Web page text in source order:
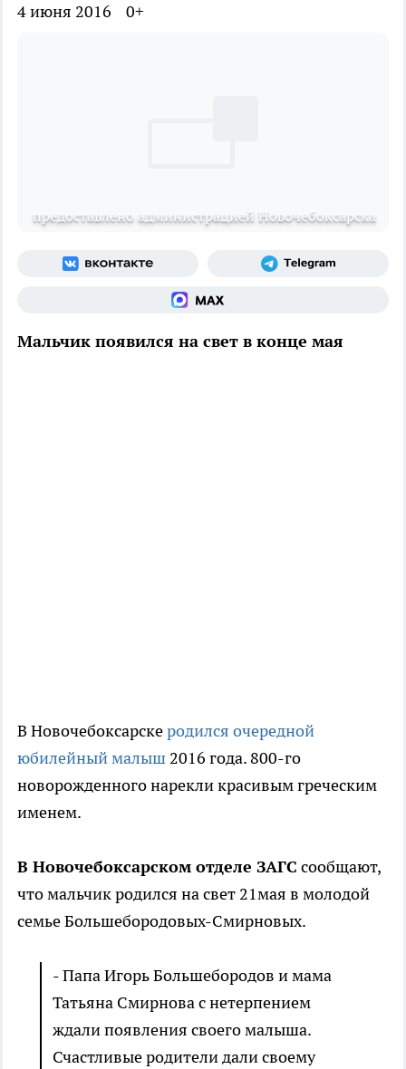
4 июня 2016 0+
предоставлено администрацией Новочебоксарска
Мальчик появился на свет в конце мая
В Новочебоксарскеродился очередной
юбилейный малыш 2016 года. 800-го
новорожденного нарекли красивым греческим
именем.
В Новочебоксарском отделе ЗАГС сообщают,
что мальчик родился на свет 21мая в молодой
семье Большебородовых-Смирновых.
- Папа Игорь Большебородов и мама
Татьяна Смирнова с нетерпением
ждали появления своего малыша.
Счастливые родители дали своему